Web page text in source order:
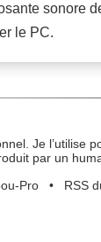
sonore
le PC.
Je l’utilise
par un
Pro• RSS